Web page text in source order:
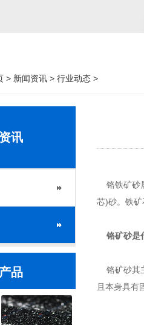
> 新闻资讯 > 行业动态 >
讯
品
铬铁矿砂
芯)砂。铁
铬矿砂是
铬矿砂其
且本身具有